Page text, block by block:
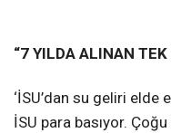
“7 YILDA ALINAN TEK
‘İSU’dan su geliri elde
İSU para basıyor.